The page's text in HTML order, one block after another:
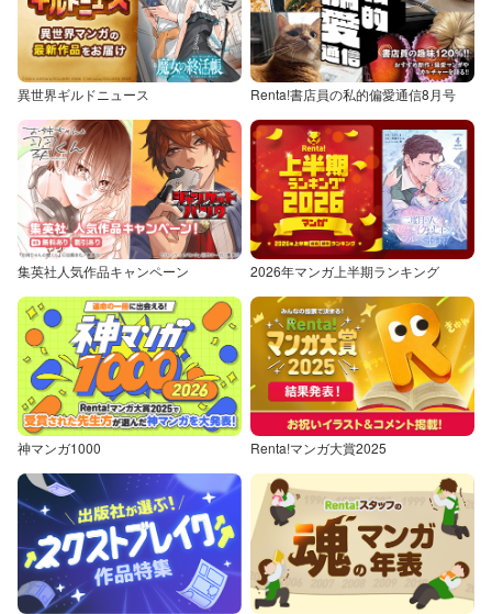
異世界ギルドニュース Renta!書店員の私的偏愛通信8月号
集英社人気作品キャンペーン 2026年マンガ上半期ランキング
神マンガ1000 Renta!マンガ大賞2025